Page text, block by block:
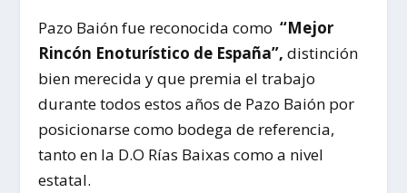
Pazo Baión fue reconocida como “Mejor
Rincón Enoturístico de España”, distinción
bien merecida y que premia el trabajo
durante todos estos años de Pazo Baión por
posicionarse como bodega de referencia,
tanto en la D.O Rías Baixas como a nivel
estatal.